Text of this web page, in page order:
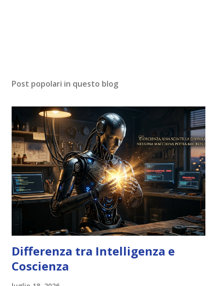
Post popolari in questo blog
Differenza tra Intelligenza e
Coscienza